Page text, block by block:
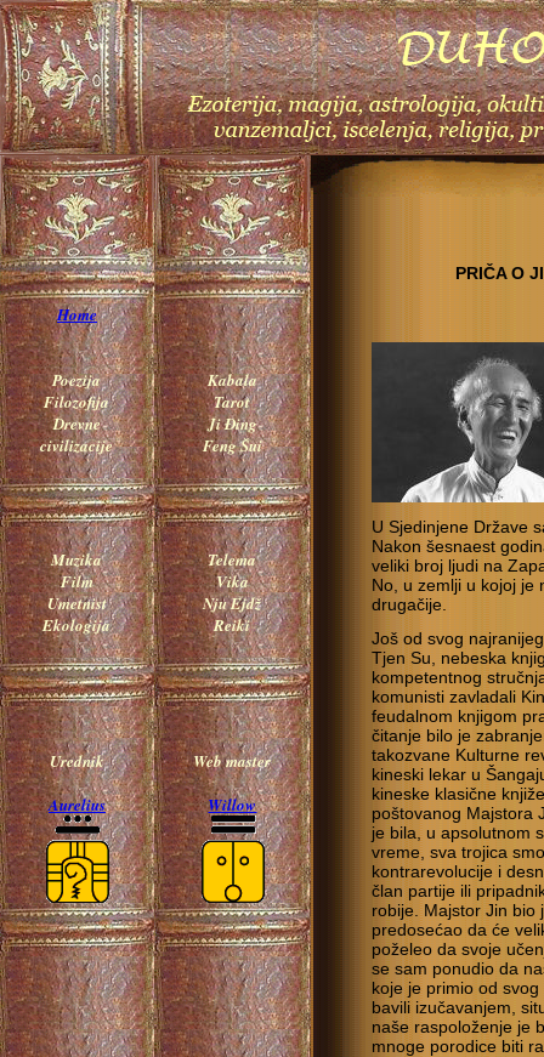
Home
Poezija
Filozofija
Drevne
civilizacije
Muzika
Film
Umetnist
Ekologija
Urednik
Aurelius
Kabala
Tarot
Ji Đing
Feng Šui
Telema
Vika
Nju Ejdž
Reiki
Web master
Willow
PRIČA O
U Sjedinjene Države
Nakon šesnaest
veliki broj ljudi na
No, u zemlji u kojoj je
drugačije.
Još od svog
Tjen Su, nebeska
kompetentnog
komunisti zavladali
feudalnom knjigom
čitanje bilo je
takozvane Kulturne
kineski lekar u
kineske klasične
poštovanog Majstora
je bila, u apsolutnom
vreme, sva trojica
kontrarevolucije i
član partije ili
robije. Majstor Jin bio
predosećao da će
poželeo da svoje
se sam ponudio da
koje je primio od
bavili izučavanjem,
naše raspoloženje je
mnoge porodice biti